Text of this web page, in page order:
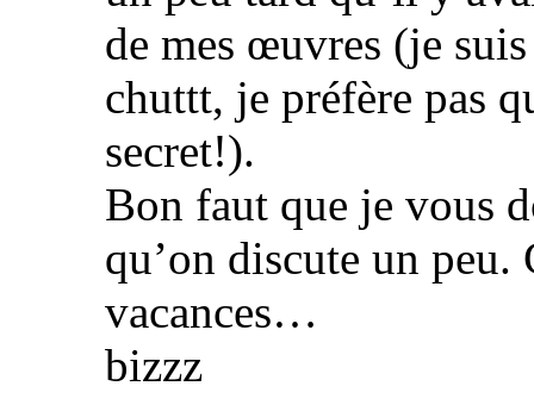
de mes œuvres (je
chuttt, je préfère pas
secret!).
Bon faut que je vous
qu’on discute un
vacances…
bizzz